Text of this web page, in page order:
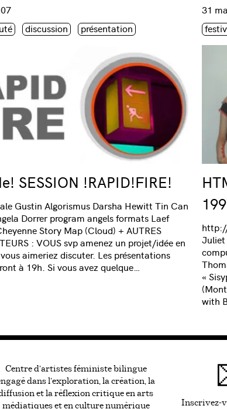
SESSION !RAPID!FIRE!
SESSION !RAPID!FIRE! »
discussion présentation
Gustin Algorismus Darsha Hewitt Tin Can
Dorrer program angels formats Laef
Story Map (Cloud) + AUTRES
: VOUS svp amenez un projet/idée en
aimeriez discuter. Les présentations
à 19h. Si vous avez quelque…
31
Juliet
«
with
Centre d’artistes féministe bilingue
dans l’exploration, la création, la
et la réflexion critique en arts
médiatiques et en culture numérique
Inscrivez-